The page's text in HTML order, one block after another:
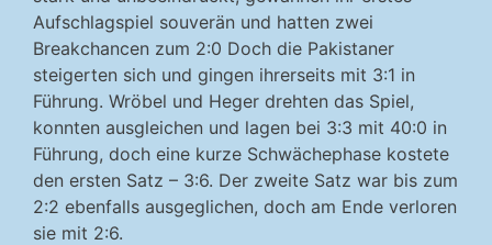
Aufschlagspiel souverän und hatten zwei
Breakchancen zum 2:0 Doch die Pakistaner
steigerten sich und gingen ihrerseits mit 3:1 in
Führung. Wröbel und Heger drehten das Spiel,
konnten ausgleichen und lagen bei 3:3 mit 40:0 in
Führung, doch eine kurze Schwächephase kostete
den ersten Satz – 3:6. Der zweite Satz war bis zum
2:2 ebenfalls ausgeglichen, doch am Ende verloren
sie mit 2:6.